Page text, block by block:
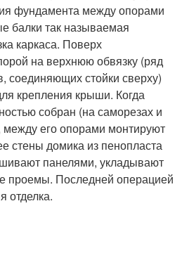
фундамента между опорами
балки так называемая
каркаса. Поверх
на верхнюю обвязку (ряд
соединяющих стойки сверху)
крепления крыши. Когда
собран (на саморезах и
между его опорами монтируют
стены домика из пенопласта
панелями, укладывают
проемы. Последней операцией
отделка.